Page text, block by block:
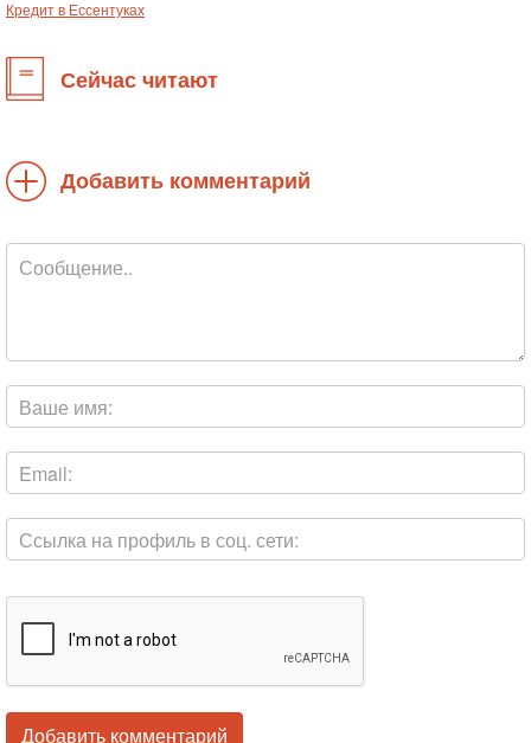
Кредит в Ессентуках
Сейчас читают
Добавить комментарий